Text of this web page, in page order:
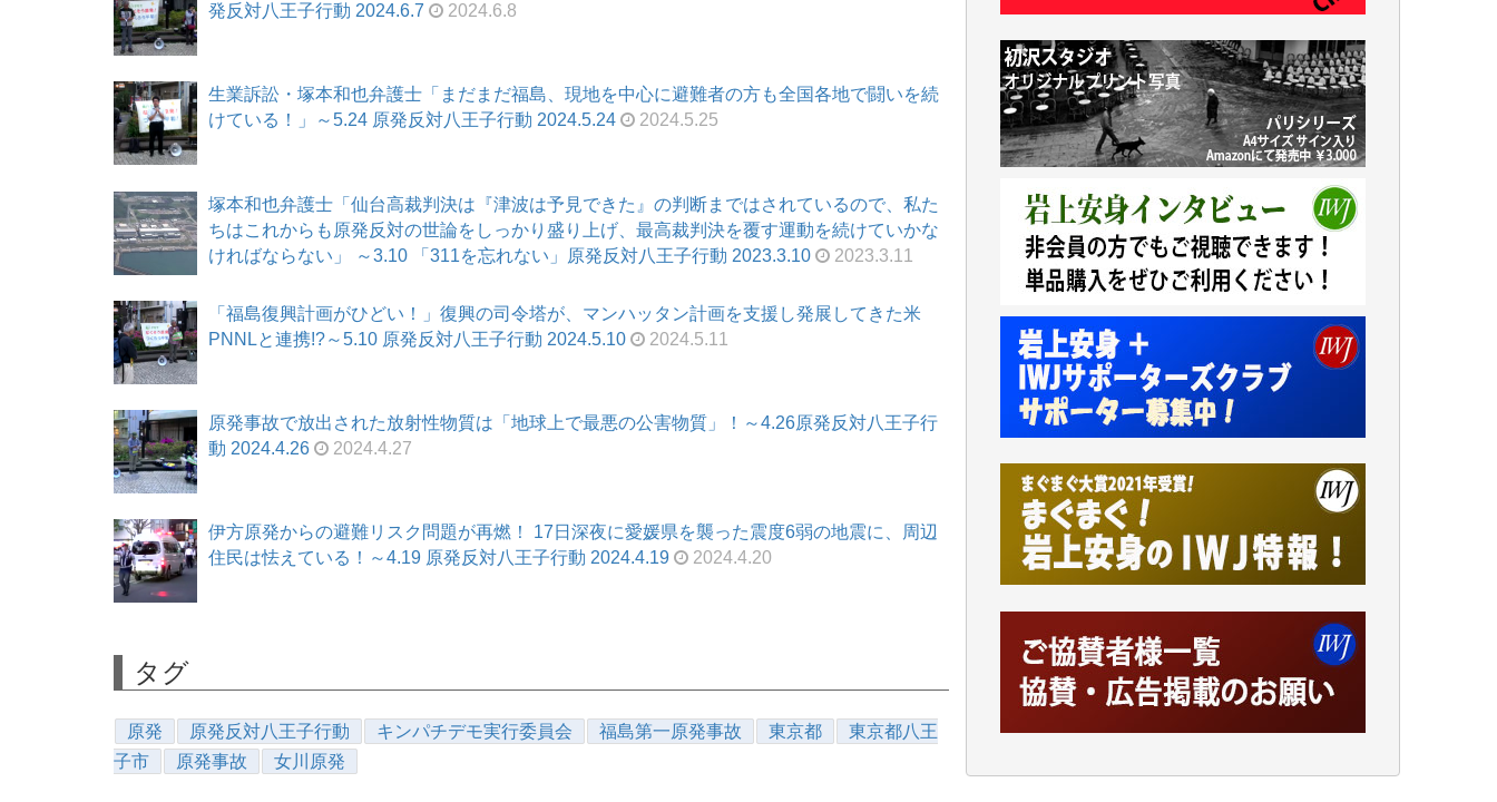
発反対八王子行動 2024.6.7
2024.6.8
生業訴訟・塚本和也弁護士「まだまだ福島、現地を中心に避難者の方も全国各地で闘いを続
けている！」～5.24 原発反対八王子行動 2024.5.24
2024.5.25
塚本和也弁護士「仙台高裁判決は『津波は予見できた』の判断まではされているので、私た
ちはこれからも原発反対の世論をしっかり盛り上げ、最高裁判決を覆す運動を続けていかな
ければならない」 ～3.10 「311を忘れない」原発反対八王子行動 2023.3.10
2023.3.11
「福島復興計画がひどい！」復興の司令塔が、マンハッタン計画を支援し発展してきた米
PNNLと連携!?～5.10 原発反対八王子行動 2024.5.10
2024.5.11
原発事故で放出された放射性物質は「地球上で最悪の公害物質」！～4.26原発反対八王子行
動 2024.4.26
2024.4.27
伊方原発からの避難リスク問題が再燃！ 17日深夜に愛媛県を襲った震度6弱の地震に、周辺
住民は怯えている！～4.19 原発反対八王子行動 2024.4.19
2024.4.20
タグ
原発 原発反対八王子行動 キンパチデモ実行委員会 福島第一原発事故 東京都
東京都八王
子市
原発事故 女川原発
金 盛起 様
塩川 晃平 様
松本益美 様
井出 隆太 様
及川昭男 様
岩井祐子 様
藤田英之 様
藤岡比左志 様
井出 隆太 様
小池説夫 様
アオキカナメ 様
諸般の事情によりIWJ会費払えず今は非会員
です。市民側に立つ講演会にIWJのカメラマ
ンをよく拝見しております。コンテンツが失
お役立てください。（H.O.様）
今日、僅かですがカンパしました。（T.M.
様）
機を乗り切るには到底及ばない額ですが病気
の妻を抱えている私にとっては精一杯のカン
パです。
かねてよりIWJが発してきた膨大な取材記事
産だと思っています。